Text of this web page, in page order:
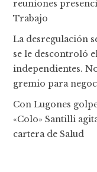
reuniones
Trabajo
La desregulación
se le descontroló
independientes.
gremio para
Con Lugones
«Colo» Santilli
cartera de Salud